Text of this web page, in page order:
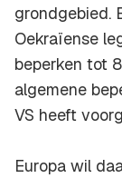
grondgebied.
Oekraïense
beperken tot
algemene
VS heeft
Europa wil